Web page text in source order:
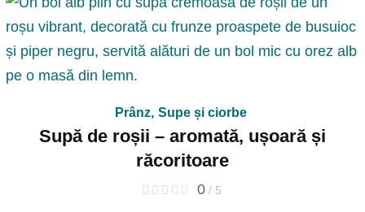
Prânz, Supe și ciorbe
Supă de roșii – aromată, ușoară și
răcoritoare
0/ 5